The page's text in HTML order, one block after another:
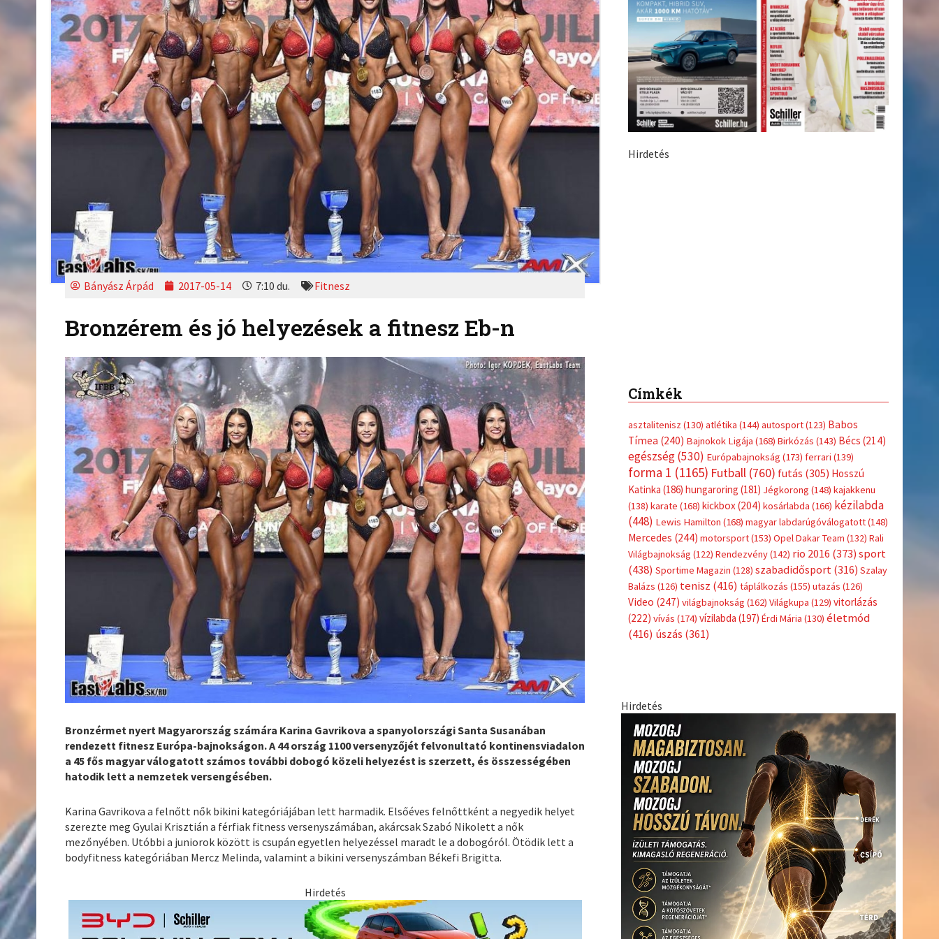
Bányász Árpád 2017-05-14 7:10 du. Fitnesz
Bronzérem és jó helyezések a fitnesz Eb-n
Bronzérmet nyert Magyarország számára Karina Gavrikova a spanyolországi Santa Susanában
rendezett fitnesz Európa-bajnokságon. A 44 ország 1100 versenyzőjét felvonultató kontinensviadalon
a 45 fős magyar válogatott számos további dobogó közeli helyezést is szerzett, és összességében
hatodik lett a nemzetek versengésében.
Karina Gavrikova a felnőtt nők bikini kategóriájában lett harmadik. Elsőéves felnőttként a negyedik helyet
szerezte meg Gyulai Krisztián a férfiak fitness versenyszámában, akárcsak Szabó Nikolett a nők
mezőnyében. Utóbbi a juniorok között is csupán egyetlen helyezéssel maradt le a dobogóról. Ötödik lett a
bodyfitness kategóriában Mercz Melinda, valamint a bikini versenyszámban Békefi Brigitta.
Hirdetés
Hirdetés
Címkék
asztalitenisz(130) autosport(123)Babos
Tímea(240)Bajnokok Ligája (168)Birkózás(143)Bécs(214)
egészség(530) Európabajnokság(173)ferrari(139)
forma 1(1165) (760)futás(305)
Hosszú
Katinka(186)hungaroring (181)Jégkorong(148)
kajakkenu
(138)karate(168)kickbox(204) kosárlabda(166)kézilabda
(448)Lewis Hamilton(168)magyar labdarúgóválogatott(148)
Mercedes(244)motorsport(153)Opel Dakar Team(132)Rali
Világbajnokság(122)Rendezvény(142)rio 2016(373)sport
(438)Sportime Magazin (128)szabadidősport (316)Szalay
Balázs
(126)tenisz(416)táplálkozás(155)utazás(126)
Video (247)világbajnokság(162) Világkupa(129)vitorlázás
(222)
vívás(174)vízilabda(197) Érdi Mária(130)életmód